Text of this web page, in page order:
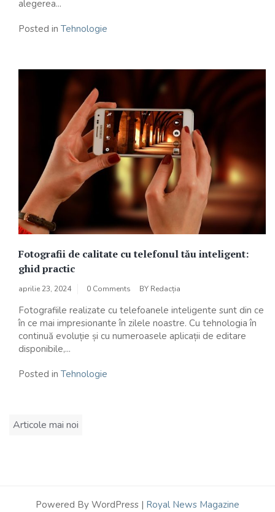
alegerea...
Posted in Tehnologie
Fotografii de calitate cu telefonul tău inteligent:
ghid practic
aprilie 23, 2024 0 Comments BY Redacția
Fotografiile realizate cu telefoanele inteligente sunt din ce
în ce mai impresionante în zilele noastre. Cu tehnologia în
continuă evoluție și cu numeroasele aplicații de editare
disponibile,...
Posted in Tehnologie
Navigare
Articole mai noi
Powered By WordPress | Royal News Magazine